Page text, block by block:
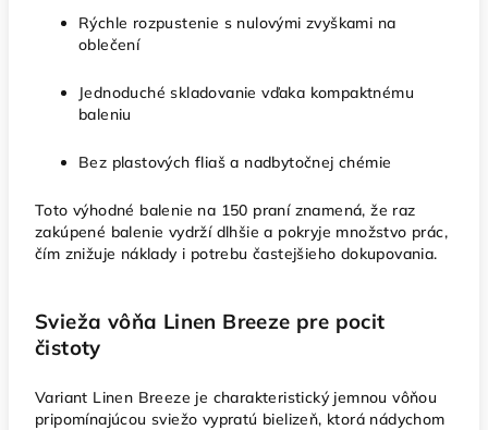
Rýchle rozpustenie s nulovými zvyškami na
oblečení
Jednoduché skladovanie vďaka kompaktnému
baleniu
Bez plastových fliaš a nadbytočnej chémie
Toto výhodné balenie na 150 praní znamená, že raz
zakúpené balenie vydrží dlhšie a pokryje množstvo prác,
čím znižuje náklady i potrebu častejšieho dokupovania.
Svieža vôňa Linen Breeze pre pocit
čistoty
Variant Linen Breeze je charakteristický jemnou vôňou
pripomínajúcou sviežo vypratú bielizeň, ktorá nádychom